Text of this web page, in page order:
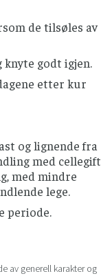
de tilsøles av
knyte godt igjen.
etter kur
og lignende fra
med cellegift
med mindre
lege.
periode.
av generell karakter og